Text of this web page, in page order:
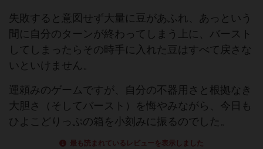
失敗すると意図せず大量に豆があふれ、あっという
間に自分のターンが終わってしまう上に、バースト
してしまったらその時手に入れた豆はすべて戻さな
いといけません。
運頼みのゲームですが、自分の不器用さと根拠なき
大胆さ（そしてバースト）を悔やみながら、今日も
ひよこどりっぷの箱を小刻みに振るのでした。
最も読まれているレビューを表示しました